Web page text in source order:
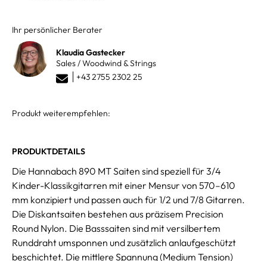
Ihr persönlicher Berater
Klaudia Gastecker
Sales / Woodwind & Strings
+43 2755 2302 25
Produkt weiterempfehlen:
PRODUKTDETAILS
Die Hannabach 890 MT Saiten sind speziell für 3/4
Kinder-Klassikgitarren mit einer Mensur von 570–610
mm konzipiert und passen auch für 1/2 und 7/8 Gitarren.
Die Diskantsaiten bestehen aus präzisem Precision
Round Nylon. Die Basssaiten sind mit versilbertem
Runddraht umsponnen und zusätzlich anlaufgeschützt
beschichtet. Die mittlere Spannung (Medium Tension)